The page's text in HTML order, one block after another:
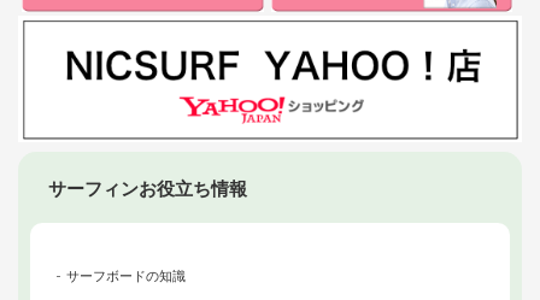
サーフィンお役立ち情報
サーフボードの知識